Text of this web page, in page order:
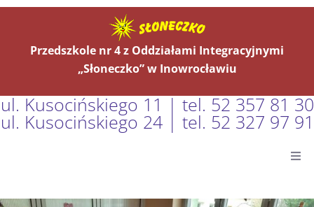
Przedszkole nr 4 z Oddziałami Integracyjnymi
„Słoneczko” w Inowrocławiu
ul. Kusocińskiego 11 | tel. 52 357 81 30
ul. Kusocińskiego 24 | tel. 52 327 97 91